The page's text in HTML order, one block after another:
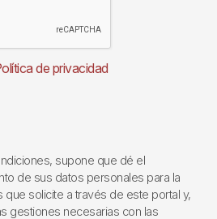
de privacidad
supone que dé el
de sus datos personales para la
solicite a través de este portal y,
gestiones necesarias con las